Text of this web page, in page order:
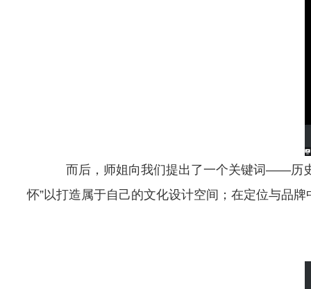
而后，师姐向我们提出了一个关键词——历
怀”以打造属于自己的文化设计空间；在定位与品